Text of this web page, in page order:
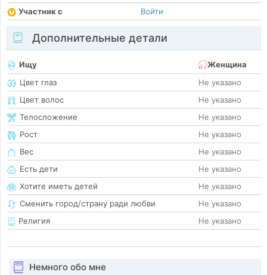
Участник с
Войти
Дополнительные детали
Ищу
Женщина
Цвет глаз
Не указано
Цвет волос
Не указано
Телосложение
Не указано
Рост
Не указано
Вес
Не указано
Есть дети
Не указано
Хотите иметь детей
Не указано
Сменить город/страну ради любви
Не указано
Религия
Не указано
Немного обо мне